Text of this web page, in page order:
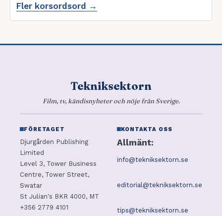
Fler korsordsord →
Tekniksektorn
Film, tv, kändisnyheter och nöje från Sverige.
FÖRETAGET
Djurgården Publishing
Limited
Level 3, Tower Business
Centre, Tower Street,
Swatar
St Julian's BKR 4000, MT
+356 2779 4101
KONTAKTA OSS
Allmänt:
info@tekniksektorn.se
editorial@tekniksektorn.se
tips@tekniksektorn.se